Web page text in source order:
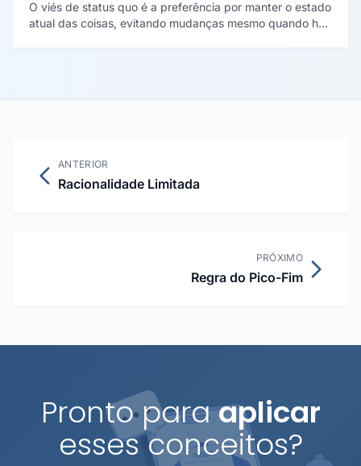
O viés de status quo é a preferência por manter o estado
atual das coisas, evitando mudanças mesmo quando há
ANTERIOR
Racionalidade Limitada
PRÓXIMO
Regra do Pico-Fim
Pronto paraaplicar
esses conceitos?